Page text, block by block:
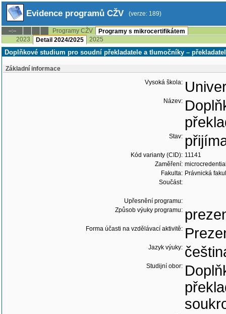
Evidence programů CŽV (verze: 189)
--:-- Programy CŽV
Programy s mikrocertifikátem
2023
Detail 2024/2025 2025
Doplňkové studium pro soudní překladatele a tlumočníky –
Základní informace
Vysoká škola:
Název:
Stav:
Kód varianty (CID): 11141
Zaměření:
Fakulta: Právnická
Součást:
Upřesnění programu:
Způsob výuky programu:
Forma účasti na vzdělávací aktivitě:
Jazyk výuky:
Studijní obor: